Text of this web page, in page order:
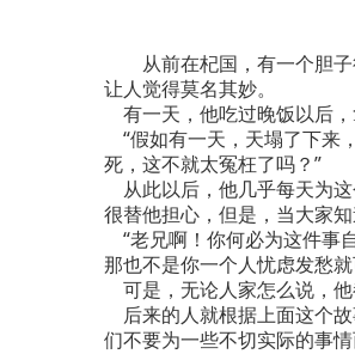
从前在杞国，有一个胆子
让人觉得莫名其妙。
有一天，他吃过晚饭以后
“假如有一天，天塌了下来
死，这不就太冤枉了吗？”
从此以后，他几乎每天为
很替他担心，但是，当大家
“老兄啊！你何必为这件事
那也不是你一个人忧虑发愁
可是，无论人家怎么说，他
后来的人就根据上面这个
们不要为一些不切实际的事情